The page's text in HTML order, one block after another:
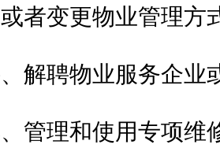
或者变更物业管理
、解聘物业服务企
、管理和使用专项维